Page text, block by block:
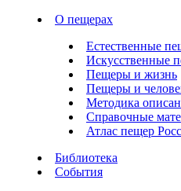
О пещерах
Естественные
Искусственные
Пещеры и жизнь
Пещеры и
Методика
Справочные
Атлас пещер
Библиотека
События